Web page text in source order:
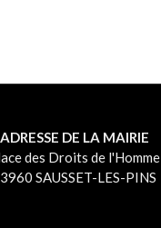
ADRESSE DE LA MAIRIE
des Droits de l'Homme
SAUSSET-LES-PINS